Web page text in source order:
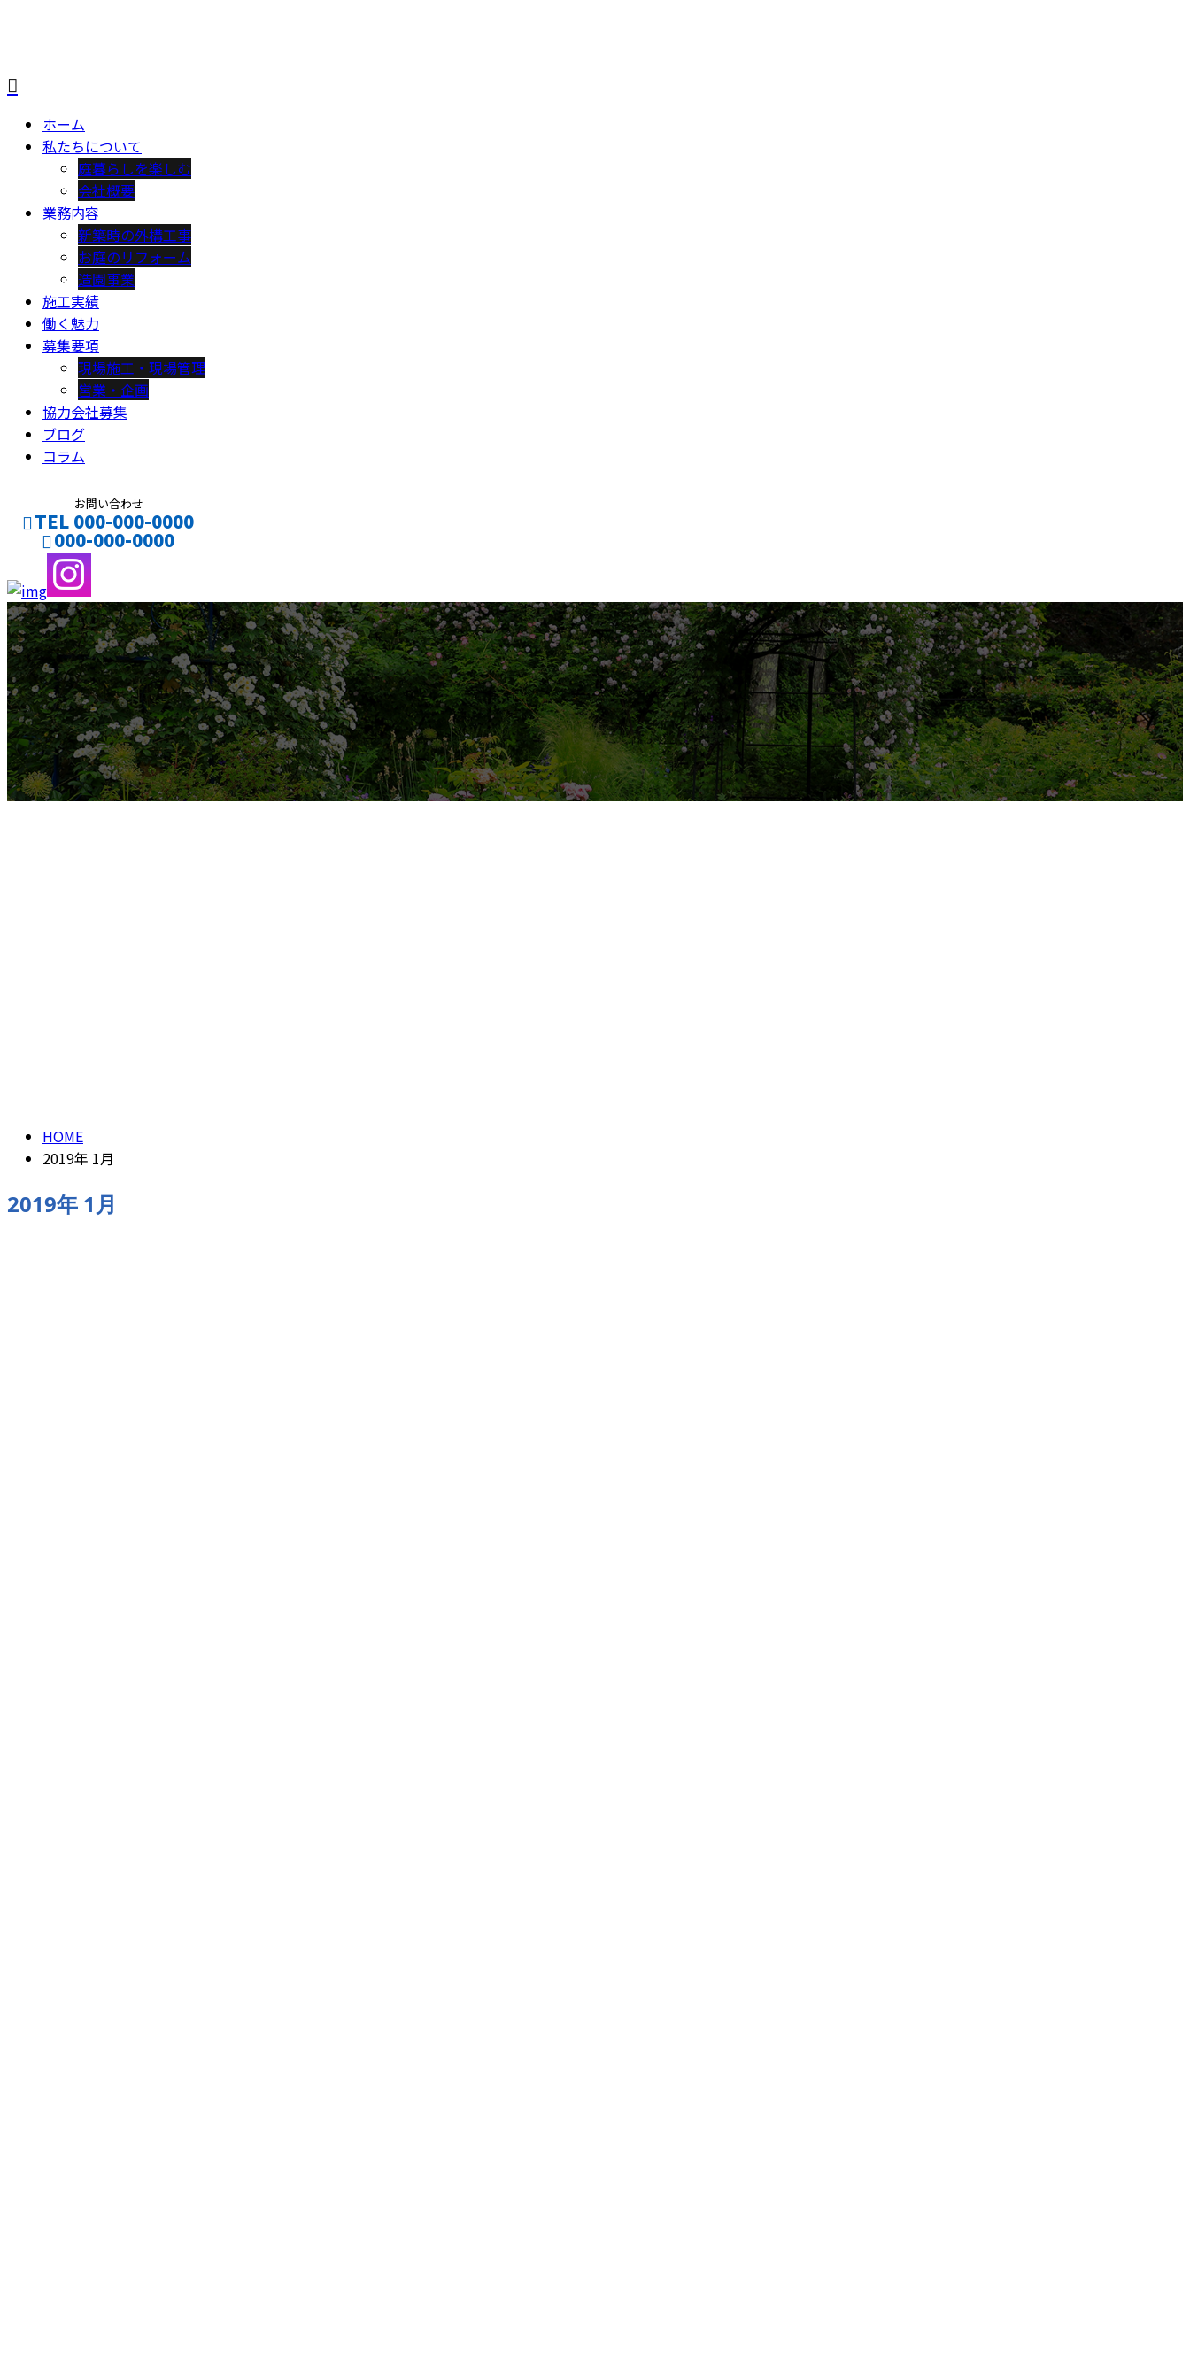
ホーム
私たちについて
庭暮らしを楽しむ
会社概要
業務内容
新築時の外構工事
お庭のリフォーム
造園事業
施工実績
働く魅力
募集要項
現場施工・現場管理
営業・企画
協力会社募集
ブログ
コラム
お問い合わせ
TEL 000-000-0000
000-000-0000
ENTRY
CONTACT
HOME
2019年 1月
2019年 1月